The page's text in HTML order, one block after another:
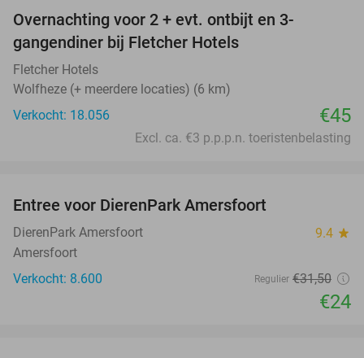
Overnachting voor 2 + evt. ontbijt en 3-
gangendiner bij Fletcher Hotels
Fletcher Hotels
Wolfheze (+ meerdere locaties) (6 km)
Verkocht: 18.056
€45
Excl. ca. €3 p.p.p.n. toeristenbelasting
Entree voor DierenPark Amersfoort
DierenPark Amersfoort 9.4 star
Amersfoort
Verkocht: 8.600
Regulier €31,50
€24